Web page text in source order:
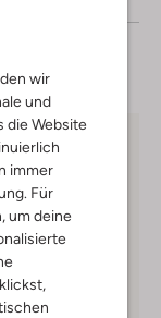
wir
und
die Website
immer
Für
um deine